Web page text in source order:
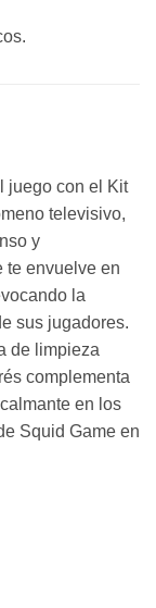
juego con el Kit
televisivo,
y
te envuelve en
la
sus jugadores.
de limpieza
complementa
en los
Squid Game en